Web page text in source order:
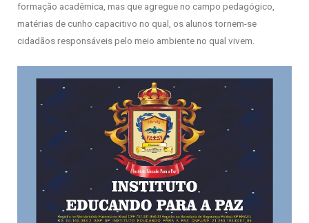
formação acadêmica, mas que agregue no campo pedagógico,
matérias de cunho capacitivo no qual, os alunos tornem-se
cidadãos responsáveis pelo meio ambiente no qual vivem.